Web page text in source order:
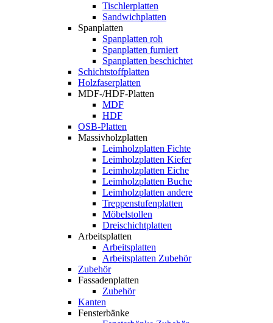
Tischlerplatten
Sandwichplatten
Spanplatten
Spanplatten roh
Spanplatten furniert
Spanplatten beschichtet
Schichtstoffplatten
Holzfaserplatten
MDF-/HDF-Platten
MDF
HDF
OSB-Platten
Massivholzplatten
Leimholzplatten Fichte
Leimholzplatten Kiefer
Leimholzplatten Eiche
Leimholzplatten Buche
Leimholzplatten andere
Treppenstufenplatten
Möbelstollen
Dreischichtplatten
Arbeitsplatten
Arbeitsplatten
Arbeitsplatten Zubehör
Zubehör
Fassadenplatten
Zubehör
Kanten
Fensterbänke